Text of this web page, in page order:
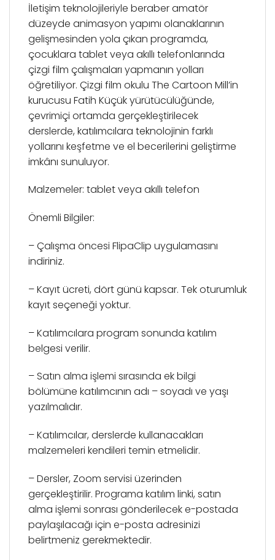
İletişim teknolojileriyle beraber amatör
düzeyde animasyon yapımı olanaklarının
gelişmesinden yola çıkan programda,
çocuklara tablet veya akıllı telefonlarında
çizgi film çalışmaları yapmanın yolları
öğretiliyor. Çizgi film okulu The Cartoon Mill’in
kurucusu Fatih Küçük yürütücülüğünde,
çevrimiçi ortamda gerçekleştirilecek
derslerde, katılımcılara teknolojinin farklı
yollarını keşfetme ve el becerilerini geliştirme
imkânı sunuluyor.
Malzemeler: tablet veya akıllı telefon
Önemli Bilgiler:
– Çalışma öncesi FlipaClip uygulamasını
indiriniz.
– Kayıt ücreti, dört günü kapsar. Tek oturumluk
kayıt seçeneği yoktur.
– Katılımcılara program sonunda katılım
belgesi verilir.
– Satın alma işlemi sırasında ek bilgi
bölümüne katılımcının adı – soyadı ve yaşı
yazılmalıdır.
– Katılımcılar, derslerde kullanacakları
malzemeleri kendileri temin etmelidir.
– Dersler, Zoom servisi üzerinden
gerçekleştirilir. Programa katılım linki, satın
alma işlemi sonrası gönderilecek e-postada
paylaşılacağı için e-posta adresinizi
belirtmeniz gerekmektedir.